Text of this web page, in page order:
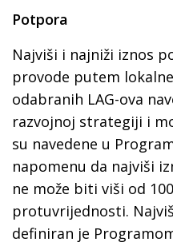
Potpora
Najviši i najniži iznos
provode putem
odabranih LAG-ova
razvojnoj strategiji i
su navedene u
napomenu da najviši
ne može biti viši od
protuvrijednosti.
definiran je